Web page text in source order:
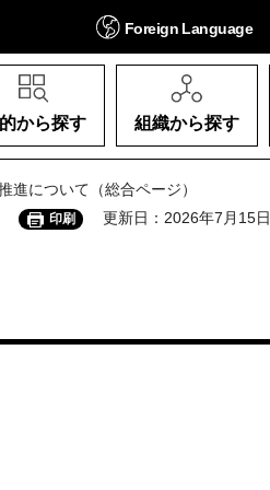
Foreign Language
から探す 組織から探す
進について（総合ページ）
印刷 更新日：2026年7月15日